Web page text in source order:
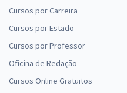
Cursos por Carreira
Cursos por Estado
Cursos por Professor
Oficina de Redação
Cursos Online Gratuitos